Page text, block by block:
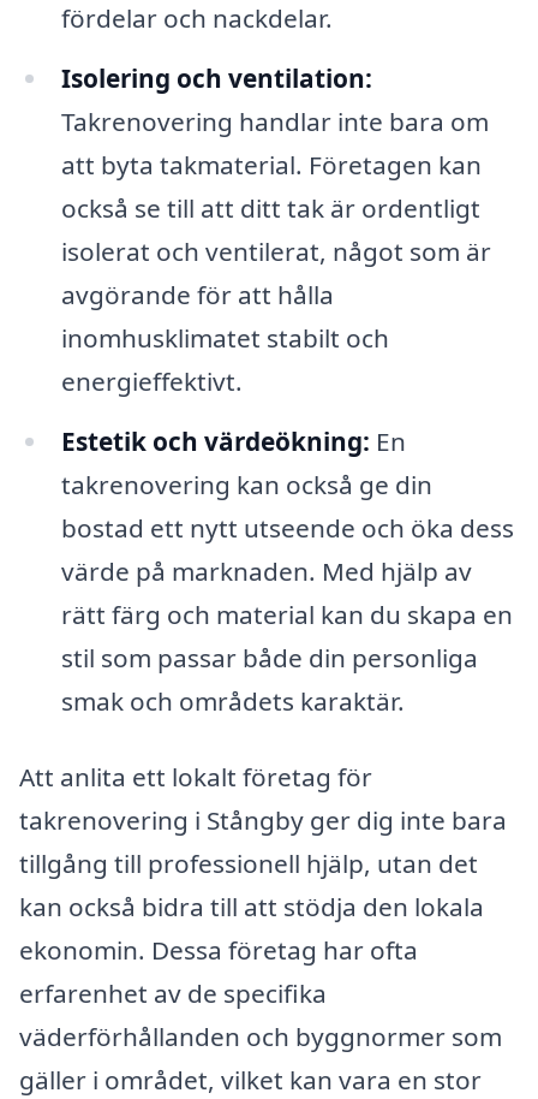
fördelar och nackdelar.
Isolering och ventilation:
Takrenovering handlar inte bara om
att byta takmaterial. Företagen kan
också se till att ditt tak är ordentligt
isolerat och ventilerat, något som är
avgörande för att hålla
inomhusklimatet stabilt och
energieffektivt.
Estetik och värdeökning: En
takrenovering kan också ge din
bostad ett nytt utseende och öka dess
värde på marknaden. Med hjälp av
rätt färg och material kan du skapa en
stil som passar både din personliga
smak och områdets karaktär.
Att anlita ett lokalt företag för
takrenovering i Stångby ger dig inte bara
tillgång till professionell hjälp, utan det
kan också bidra till att stödja den lokala
ekonomin. Dessa företag har ofta
erfarenhet av de specifika
väderförhållanden och byggnormer som
gäller i området, vilket kan vara en stor